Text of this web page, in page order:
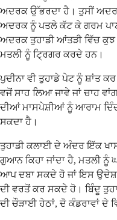
ਅਦਰਕ ਉੱਭਰਦਾ ਹੈ। ਤੁਸੀਂ
ਅਦਰਕ ਨੂੰ ਪਤਲੇ ਕੱਟ ਕੇ ਗਰਮ
ਅਦਰਕ ਤੁਹਾਡੀ ਆਂਤੜੀ ਵਿੱਚ
ਮਤਲੀ ਨੂੰ ਟ੍ਰਿਗਰ ਕਰਦੇ ਹਨ।
ਪੁਦੀਨਾ ਵੀ ਤੁਹਾਡੇ ਪੇਟ ਨੂੰ ਸ਼ਾਂਤ
ਵਜੋਂ ਸਾਹ ਲਿਆ ਜਾਵੇ ਜਾਂ ਚਾਹ
ਦੀਆਂ ਮਾਸਪੇਸ਼ੀਆਂ ਨੂੰ ਆਰਾਮ
ਸਕਦਾ ਹੈ।
ਤੁਹਾਡੀ ਕਲਾਈ ਦੇ ਅੰਦਰ ਇੱਕ
ਗੁਆਨ ਕਿਹਾ ਜਾਂਦਾ ਹੈ, ਮਤਲੀ
ਆਪ ਦਬਾ ਸਕਦੇ ਹੋ ਜਾਂ ਇਸ
ਦੀ ਵਰਤੋਂ ਕਰ ਸਕਦੇ ਹੋ। ਬਿੰਦੂ
ਦੀ ਚੌੜਾਈ ਹੇਠਾਂ, ਦੋ ਕੰਡਰਾਵਾਂ ਦੇ